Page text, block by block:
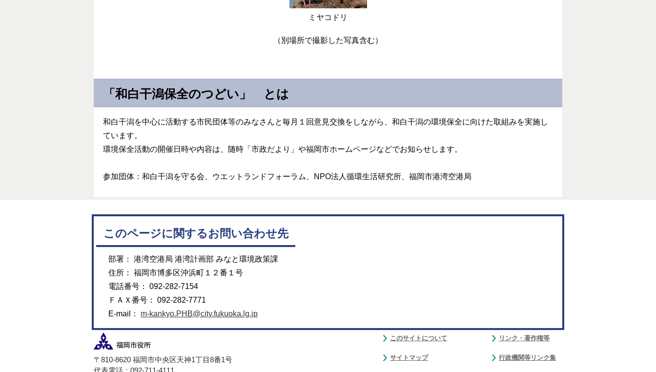
ミヤコドリ
（別場所で撮影した写真含む）
「和白干潟保全のつどい」 とは
和白干潟を中心に活動する市民団体等のみなさんと毎月１回意見交換をしながら、和白干潟の環境保全に向けた取組みを実施し
ています。
環境保全活動の開催日時や内容は、随時「市政だより」や福岡市ホームページなどでお知らせします。
参加団体：和白干潟を守る会、ウエットランドフォーラム、NPO法人循環生活研究所、福岡市港湾空港局
このページに関するお問い合わせ先
部署： 港湾空港局 港湾計画部 みなと環境政策課
住所： 福岡市博多区沖浜町１２番１号
電話番号： 092-282-7154
ＦＡＸ番号： 092-282-7771
E-mail： m-kankyo.PHB@city.fukuoka.lg.jp
〒810-8620 福岡市中央区天神1丁目8番1号
このサイトについて
サイトマップ
リンク・著作権等
行政機関等リンク集